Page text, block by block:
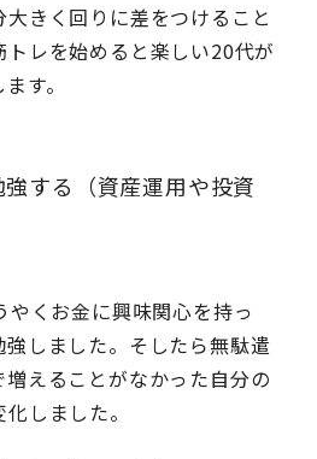
きく回りに差をつけること
レを始めると楽しい20代が
す。
する（資産運用や投資
くお金に興味関心を持っ
しました。そしたら無駄遣
えることがなかった自分の
しました。